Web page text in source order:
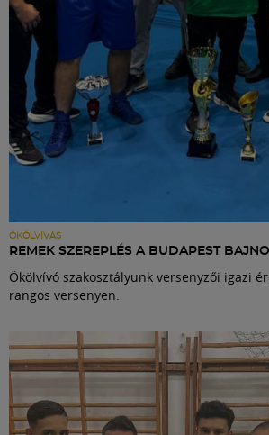
ÖKÖLVÍVÁS
REMEK SZEREPLÉS A BUDAPEST
Ökölvívó szakosztályunk versenyzői igazi
rangos versenyen.